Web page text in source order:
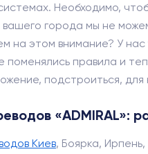
Необходимо,
вашего города мы не
на этом внимание? У
поменялись правила и
подстроиться,
«ADMIRAL»:
Киев, Боярка,